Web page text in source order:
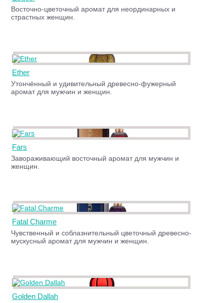
Восточно-цветочный аромат для неординарных и
страстных женщин.
Ether
Утончённый и удивительный древесно-фужерный
аромат для мужчин и женщин.
Fars
Завораживающий восточный аромат для мужчин и
женщин.
Fatal Charme
Чувственный и соблазнительный цветочный древесно-
мускусный аромат для мужчин и женщин.
Golden Dallah